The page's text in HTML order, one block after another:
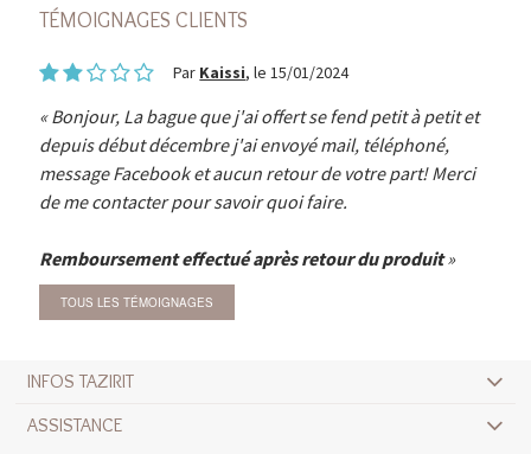
TÉMOIGNAGES CLIENTS
Par Kaissi, le 15/01/2024
Bonjour, La bague que j'ai offert se fend petit à petit et
depuis début décembre j'ai envoyé mail, téléphoné,
message Facebook et aucun retour de votre part! Merci
de me contacter pour savoir quoi faire.
Remboursement effectué après retour du produit
TOUS LES TÉMOIGNAGES
INFOS TAZIRIT
ASSISTANCE